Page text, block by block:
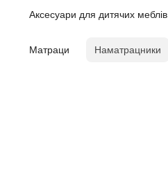
Аксесуари для дитячих меблів
Матраци Наматрацники